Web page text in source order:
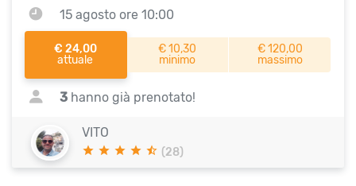
15 agosto ore 10:00
€ 24,00
attuale
€ 10,30
minimo
€ 120,00
massimo
3 hanno già prenotato!
VITO
(28)